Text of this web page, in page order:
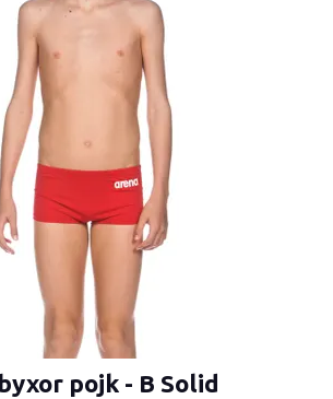
pojk - B Solid